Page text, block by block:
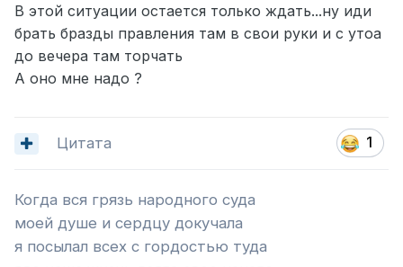
В этой ситуации остается только ждать...ну иди
брать бразды правления там в свои руки и с утоа
до вечера там торчать
А оно мне надо ?
1
Цитата
Когда вся грязь народного суда
моей душе и сердцу докучала
я посылал всех с гордостью туда